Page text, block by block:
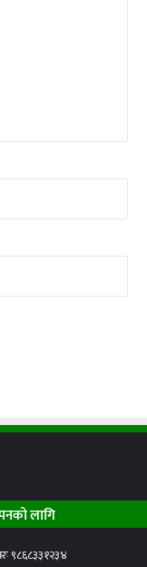
लागि
९८६८३३१२३४